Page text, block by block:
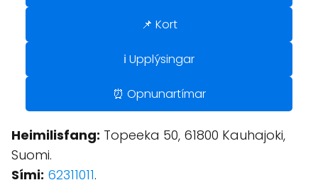
📌 Kort
ℹ️ Upplýsingar
⏰ Opnunartímar
Heimilisfang: Topeeka 50, 61800 Kauhajoki,
Suomi.
Sími: 62311011.